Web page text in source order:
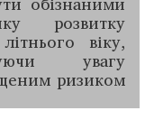
розвитку
віку,
увагу
ризиком